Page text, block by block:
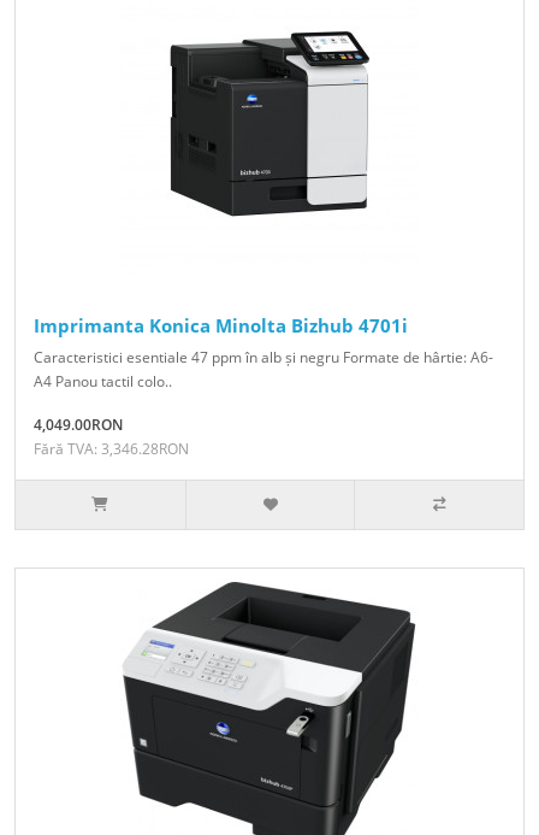
Imprimanta Konica Minolta Bizhub 4701i
Caracteristici esentiale 47 ppm în alb și negru Formate de hârtie: A6-
A4 Panou tactil colo..
4,049.00RON
Fără TVA: 3,346.28RON